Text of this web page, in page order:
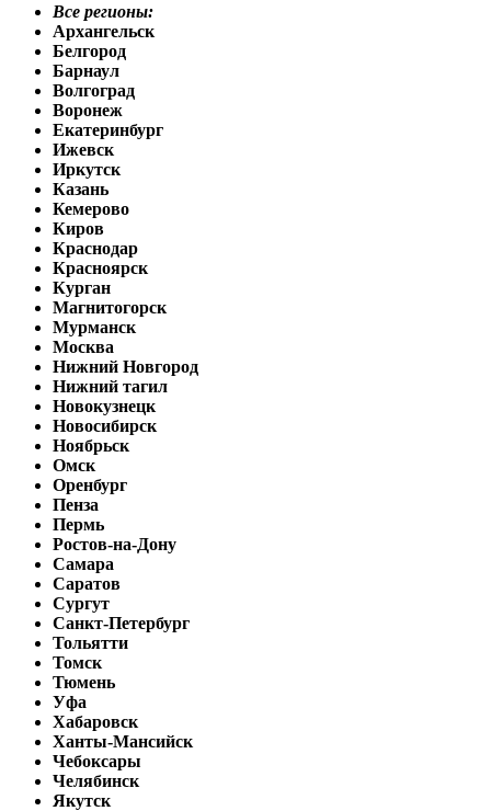
Все регионы:
Архангельск
Белгород
Барнаул
Волгоград
Воронеж
Екатеринбург
Ижевск
Иркутск
Казань
Кемерово
Киров
Краснодар
Красноярск
Курган
Магнитогорск
Мурманск
Москва
Нижний Новгород
Нижний тагил
Новокузнецк
Новосибирск
Ноябрьск
Омск
Оренбург
Пенза
Пермь
Ростов-на-Дону
Самара
Саратов
Сургут
Санкт-Петербург
Тольятти
Томск
Тюмень
Уфа
Хабаровск
Ханты-Мансийск
Чебоксары
Челябинск
Якутск